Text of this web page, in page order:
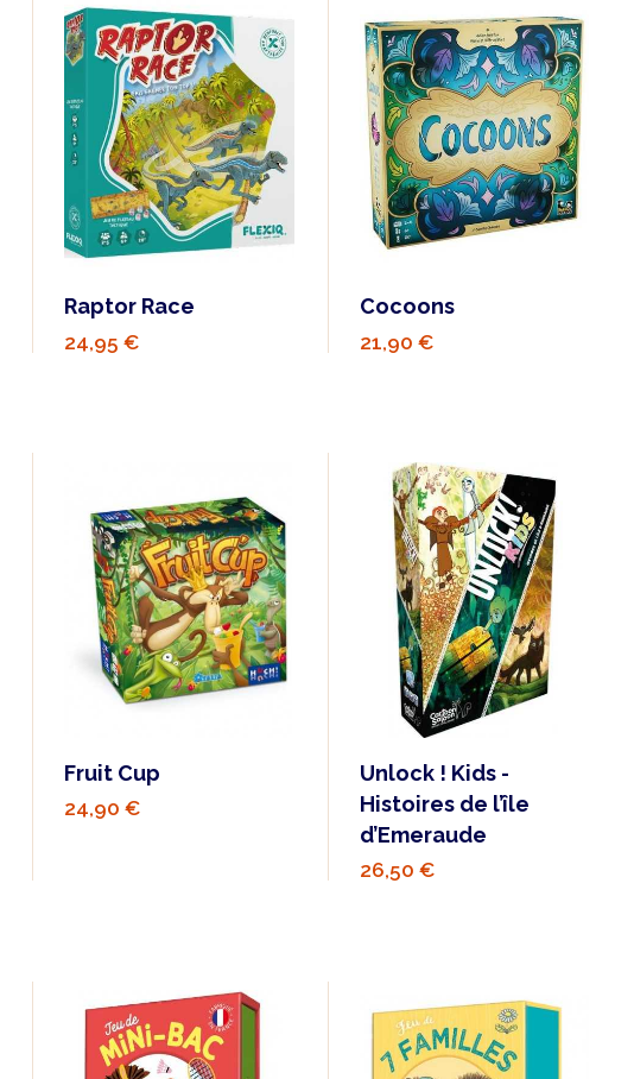
Raptor Race
24,95 €
Cocoons
21,90 €
Fruit Cup
24,90 €
Unlock ! Kids -
Histoires de l’île
d’Emeraude
26,50 €